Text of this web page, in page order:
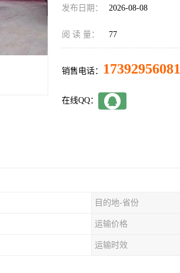
发布日期： 2026-08-08
阅 读 量： 77
销售电话： 17392956081
在线QQ：
目的地-省份
运输价格
运输时效